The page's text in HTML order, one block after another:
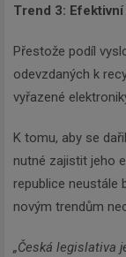
Trend 3:
Přestože podíl
odevzdaných k
vyřazené
K tomu, aby se
nutné zajistit jeho
republice neustále
novým trendům
„Česká legislativa